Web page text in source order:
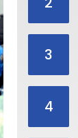
3
4